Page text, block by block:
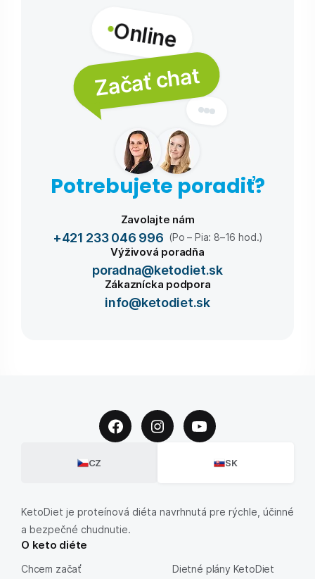
Online
Začať chat
Potrebujete poradiť?
Zavolajte nám
+421 233 046 996 (Po – Pia: 8–16 hod.)
Výživová poradňa
poradna@ketodiet.sk
Zákaznícka podpora
info@ketodiet.sk
CZ SK
KetoDiet je proteínová diéta navrhnutá pre rýchle, účinné
a bezpečné chudnutie.
O keto diéte
Chcem začať
Dietné plány KetoDiet